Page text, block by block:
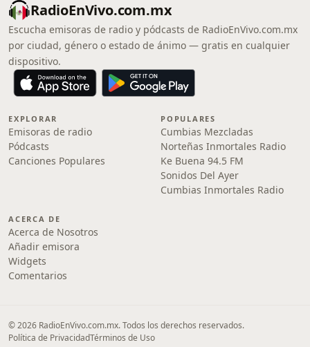
RadioEnVivo.com.mx
Escucha emisoras de radio y pódcasts de RadioEnVivo.com.mx
por ciudad, género o estado de ánimo — gratis en cualquier
dispositivo.
EXPLORAR
Emisoras de radio
Pódcasts
Canciones Populares
POPULARES
Cumbias Mezcladas
Norteñas Inmortales Radio
Ke Buena 94.5 FM
Sonidos Del Ayer
Cumbias Inmortales Radio
ACERCA DE
Acerca de Nosotros
Añadir emisora
Widgets
Comentarios
© 2026 RadioEnVivo.com.mx. Todos los derechos reservados.
Política de PrivacidadTérminos de Uso